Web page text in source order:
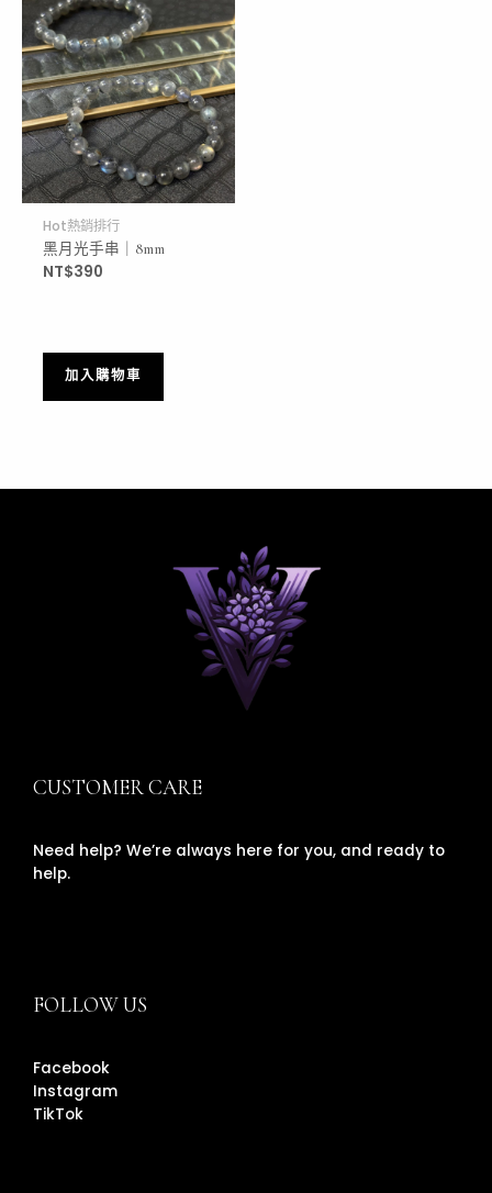
Hot熱銷排行
黑月光手串｜8mm
NT$390
加入購物車
CUSTOMER CARE
Need help? We’re always here for you, and ready to
help.
FOLLOW US
Facebook
Instagram
TikTok